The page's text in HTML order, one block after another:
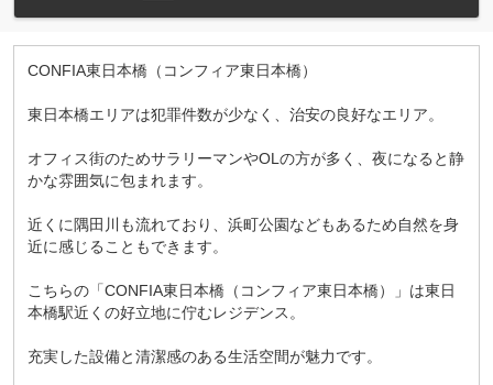
CONFIA東日本橋（コンフィア東日本橋）
東日本橋エリアは犯罪件数が少なく、治安の良好なエリア。
オフィス街のためサラリーマンやOLの方が多く、夜になると静
かな雰囲気に包まれます。
近くに隅田川も流れており、浜町公園などもあるため自然を身
近に感じることもできます。
こちらの「CONFIA東日本橋（コンフィア東日本橋）」は東日
本橋駅近くの好立地に佇むレジデンス。
充実した設備と清潔感のある生活空間が魅力です。